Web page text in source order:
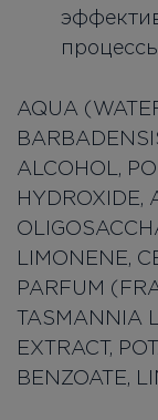
AQUA
ALCOHOL,
HYDROXIDE,
LIMONENE,
PARFUM
TASMANNIA
EXTRACT,
BENZOATE,